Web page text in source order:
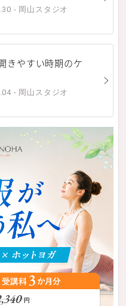
- 岡山スタジオ
きやすい時期のケ
- 岡山スタジオ